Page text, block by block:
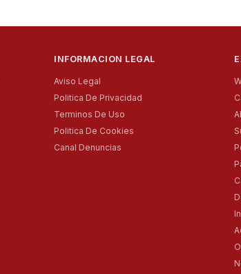
INFORMACION LEGAL
Aviso Legal
Politica De Privacidad
Terminos De Uso
Politica De Cookies
Canal Denuncias